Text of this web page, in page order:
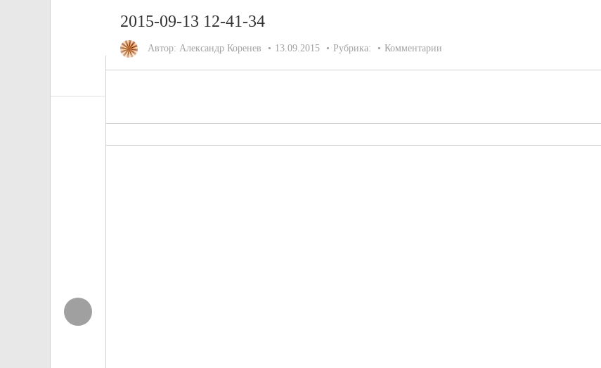
2015-09-13 12-41-34
Автор: Александр Коренев 13.09.2015 Рубрика: Комментарии